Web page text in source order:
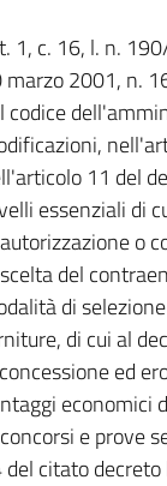
1, c. 16, l. n.
marzo 2001, n.
codice
11 del
essenziali di
o
del
di
di cui al
ed
economici
e prove
del citato